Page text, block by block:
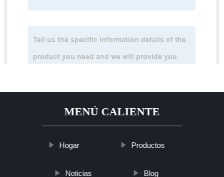
MENÚ CALIENTE
Hogar Productos
Noticias Blog